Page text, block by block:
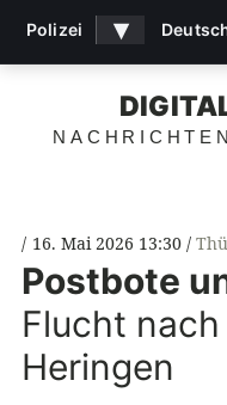
16. Mai 2026 13:30
Postbote
Flucht
Heringen
Polizei ▾